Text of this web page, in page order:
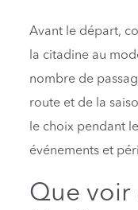
Avant le départ,
la citadine au
nombre de
route et de la
le choix pendant
événements et
Que voir